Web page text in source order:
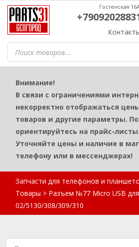
Поиск
товаров
Гостенская
Внимание!
В связи с ограничениями
некорректно отображаться
товаров и другие параметры.
ориентируйтесь на прайс-листы.
Уточняйте цены и наличие в
телефону или в мессенджерах!
Запчасти для телефонов и
Товары > Разъем №77 Micro USB
02/5130/308/309/310
Поиск